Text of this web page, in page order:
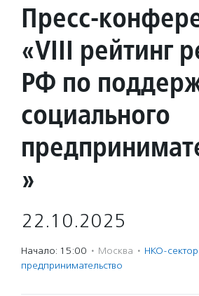
Пресс-
«VIII рейтинг
РФ по
социального
»
22.10.2025
Начало: 15:00 · Москва · НКО-сектор
предпри­нима­тель­ство